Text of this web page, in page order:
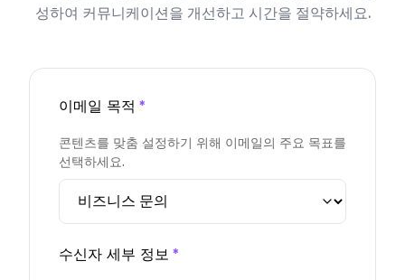
성하여 커뮤니케이션을 개선하고 시간을 절약하세요.
이메일 목적 *
콘텐츠를 맞춤 설정하기 위해 이메일의 주요 목표를
선택하세요.
수신자 세부 정보 *